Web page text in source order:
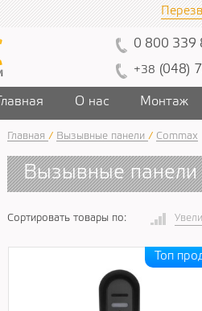
0 800 339
+38 (048) 7
Главная О нас Монтаж
Главная / Вызывные панели / Сommax
Вызывные панели
Сортировать товары по: